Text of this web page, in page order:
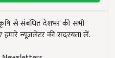
से संबंधित देशभर की सभी
न्यूज़लेटर की सदस्यता लें.